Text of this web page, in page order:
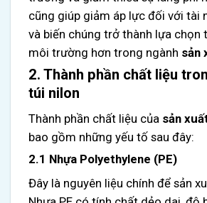
cũng giúp giảm áp lực đối với tài
và biến chúng trở thành lựa chọn
môi trường hơn trong ngành sản
2. Thành phần chất liệu
túi nilon
Thành phần chất liệu của sản
bao gồm những yếu tố sau đây:
2.1 Nhựa Polyethylene (PE)
Đây là nguyên liệu chính để sản